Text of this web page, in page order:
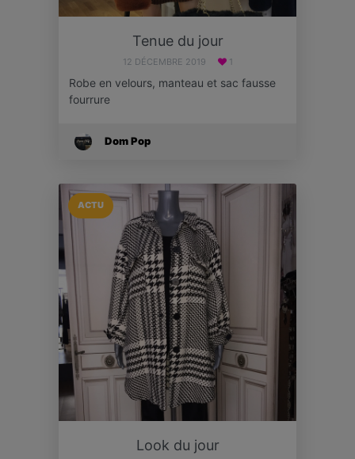
Tenue du jour
12 DÉCEMBRE 2019 1
Robe en velours, manteau et sac fausse
fourrure
Dom Pop
ACTU
Look du jour